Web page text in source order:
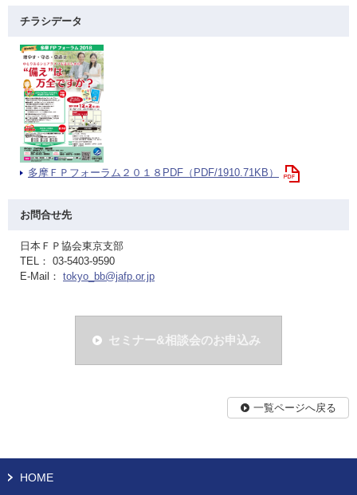
チラシデータ
多摩ＦＰフォーラム２０１８PDF（PDF/1910.71KB）
お問合せ先
日本ＦＰ協会東京支部
TEL： 03-5403-9590
E-Mail： tokyo_bb@jafp.or.jp
セミナー&相談会のお申込み
一覧ページへ戻る
HOME